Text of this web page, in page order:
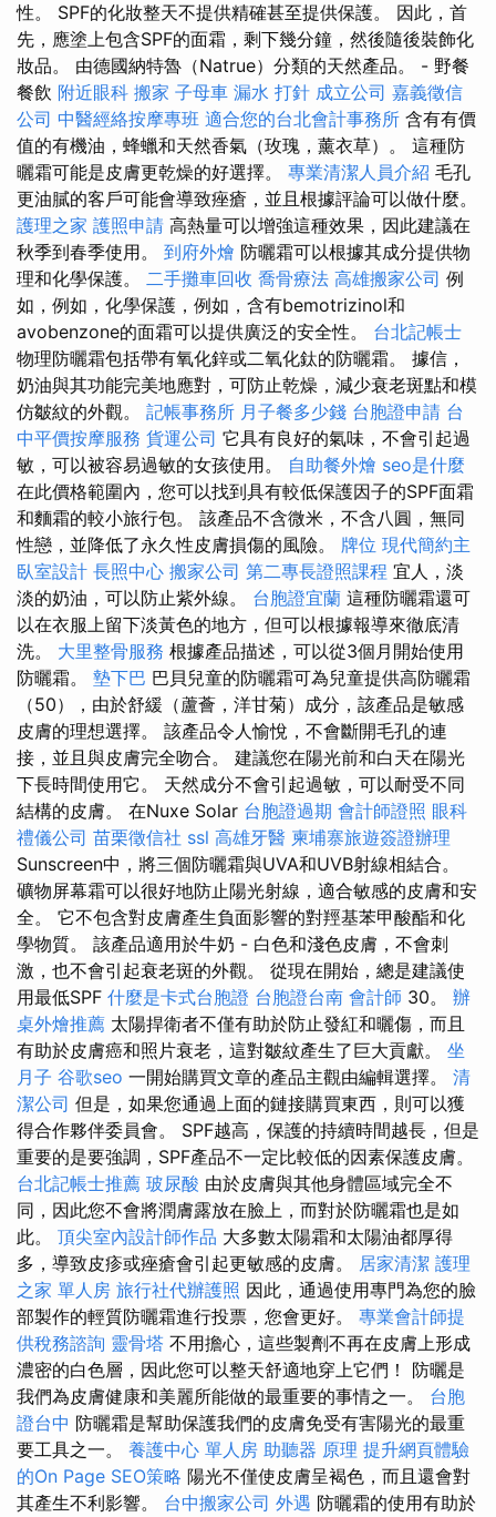
性。 SPF的化妝整天不提供精確甚至提供保護。 因此，首
先，應塗上包含SPF的面霜，剩下幾分鐘，然後隨後裝飾化
妝品。 由德國納特魯（Natrue）分類的天然產品。 - 野餐
餐飲 附近眼科 搬家 子母車 漏水 打針 成立公司 嘉義徵信
公司 中醫經絡按摩專班 適合您的台北會計事務所 含有有價
值的有機油，蜂蠟和天然香氣（玫瑰，薰衣草）。 這種防
曬霜可能是皮膚更乾燥的好選擇。 專業清潔人員介紹 毛孔
更油膩的客戶可能會導致痤瘡，並且根據評論可以做什麼。
護理之家 護照申請 高熱量可以增強這種效果，因此建議在
秋季到春季使用。 到府外燴 防曬霜可以根據其成分提供物
理和化學保護。 二手攤車回收 喬骨療法 高雄搬家公司 例
如，例如，化學保護，例如，含有bemotrizinol和
avobenzone的面霜可以提供廣泛的安全性。 台北記帳士
物理防曬霜包括帶有氧化鋅或二氧化鈦的防曬霜。 據信，
奶油與其功能完美地應對，可防止乾燥，減少衰老斑點和模
仿皺紋的外觀。 記帳事務所 月子餐多少錢 台胞證申請 台
中平價按摩服務 貨運公司 它具有良好的氣味，不會引起過
敏，可以被容易過敏的女孩使用。 自助餐外燴 seo是什麼
在此價格範圍內，您可以找到具有較低保護因子的SPF面霜
和麵霜的較小旅行包。 該產品不含微米，不含八圓，無同
性戀，並降低了永久性皮膚損傷的風險。 牌位 現代簡約主
臥室設計 長照中心 搬家公司 第二專長證照課程 宜人，淡
淡的奶油，可以防止紫外線。 台胞證宜蘭 這種防曬霜還可
以在衣服上留下淡黃色的地方，但可以根據報導來徹底清
洗。 大里整骨服務 根據產品描述，可以從3個月開始使用
防曬霜。 墊下巴 巴貝兒童的防曬霜可為兒童提供高防曬霜
（50），由於舒緩（蘆薈，洋甘菊）成分，該產品是敏感
皮膚的理想選擇。 該產品令人愉悅，不會斷開毛孔的連
接，並且與皮膚完全吻合。 建議您在陽光前和白天在陽光
下長時間使用它。 天然成分不會引起過敏，可以耐受不同
結構的皮膚。 在Nuxe Solar 台胞證過期 會計師證照 眼科
禮儀公司 苗栗徵信社 ssl 高雄牙醫 柬埔寨旅遊簽證辦理
Sunscreen中，將三個防曬霜與UVA和UVB射線相結合。
礦物屏幕霜可以很好地防止陽光射線，適合敏感的皮膚和安
全。 它不包含對皮膚產生負面影響的對羥基苯甲酸酯和化
學物質。 該產品適用於牛奶 - 白色和淺色皮膚，不會刺
激，也不會引起衰老斑的外觀。 從現在開始，總是建議使
用最低SPF 什麼是卡式台胞證 台胞證台南 會計師 30。 辦
桌外燴推薦 太陽捍衛者不僅有助於防止發紅和曬傷，而且
有助於皮膚癌和照片衰老，這對皺紋產生了巨大貢獻。 坐
月子 谷歌seo 一開始購買文章的產品主觀由編輯選擇。 清
潔公司 但是，如果您通過上面的鏈接購買東西，則可以獲
得合作夥伴委員會。 SPF越高，保護的持續時間越長，但是
重要的是要強調，SPF產品不一定比較低的因素保護皮膚。
台北記帳士推薦 玻尿酸 由於皮膚與其他身體區域完全不
同，因此您不會將潤膚露放在臉上，而對於防曬霜也是如
此。 頂尖室內設計師作品 大多數太陽霜和太陽油都厚得
多，導致皮疹或痤瘡會引起更敏感的皮膚。 居家清潔 護理
之家 單人房 旅行社代辦護照 因此，通過使用專門為您的臉
部製作的輕質防曬霜進行投票，您會更好。 專業會計師提
供稅務諮詢 靈骨塔 不用擔心，這些製劑不再在皮膚上形成
濃密的白色層，因此您可以整天舒適地穿上它們！ 防曬是
我們為皮膚健康和美麗所能做的最重要的事情之一。 台胞
證台中 防曬霜是幫助保護我們的皮膚免受有害陽光的最重
要工具之一。 養護中心 單人房 助聽器 原理 提升網頁體驗
的On Page SEO策略 陽光不僅使皮膚呈褐色，而且還會對
其產生不利影響。 台中搬家公司 外遇 防曬霜的使用有助於